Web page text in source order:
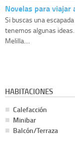
Novelas para viajar
Si buscas una
tenemos algunas
Melilla....
HABITACIONES
Calefacción
Minibar
Balcón/Terraza